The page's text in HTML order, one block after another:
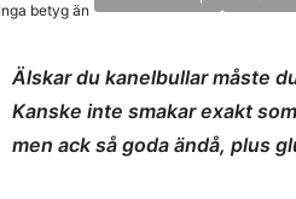
betyg än
Älskar du kanelbullar måste
Kanske inte smakar exakt
men ack så goda ändå, plus